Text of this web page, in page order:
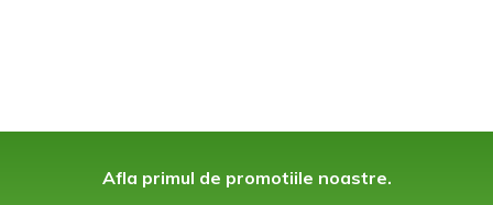
Afla primul de promotiile noastre.